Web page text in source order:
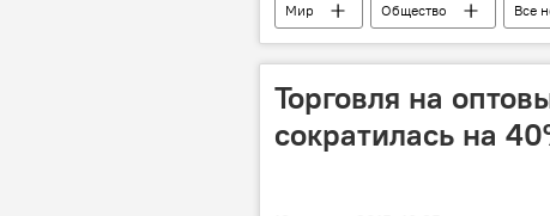
Мир Общество Все
15 ударов Красной армии
Торговля на
сократилась на